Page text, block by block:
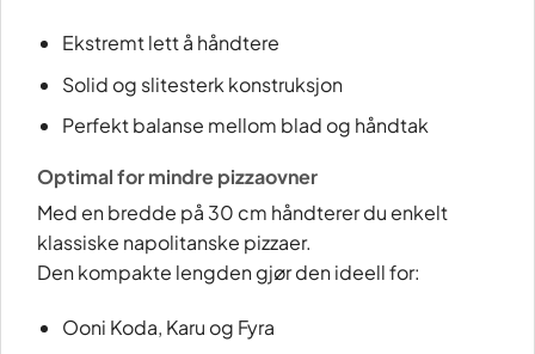
Ekstremt lett å håndtere
Solid og slitesterk konstruksjon
Perfekt balanse mellom blad og håndtak
Optimal for mindre pizzaovner
Med en bredde på 30 cm håndterer du enkelt
klassiske napolitanske pizzaer.
Den kompakte lengden gjør den ideell for:
Ooni Koda, Karu og Fyra